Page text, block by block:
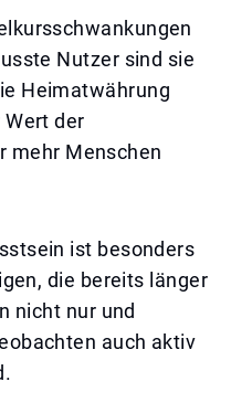
Nutzer sind sie
Heimatwährung
der
mehr Menschen
ist besonders
die bereits länger
nicht nur und
auch aktiv